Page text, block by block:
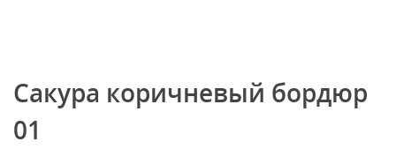
Сакура коричневый бордюр
01